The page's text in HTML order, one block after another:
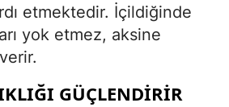
etmektedir. İçildiğinde
yok etmez, aksine
GÜÇLENDIRIR